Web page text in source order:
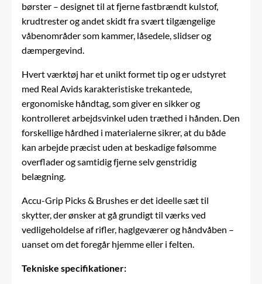
børster – designet til at fjerne fastbrændt kulstof,
krudtrester og andet skidt fra svært tilgængelige
våbenområder som kammer, låsedele, slidser og
dæmpergevind.
Hvert værktøj har et unikt formet tip og er udstyret
med Real Avids karakteristiske trekantede,
ergonomiske håndtag, som giver en sikker og
kontrolleret arbejdsvinkel uden træthed i hånden. Den
forskellige hårdhed i materialerne sikrer, at du både
kan arbejde præcist uden at beskadige følsomme
overflader og samtidig fjerne selv genstridig
belægning.
Accu-Grip Picks & Brushes er det ideelle sæt til
skytter, der ønsker at gå grundigt til værks ved
vedligeholdelse af rifler, haglgeværer og håndvåben –
uanset om det foregår hjemme eller i felten.
Tekniske specifikationer: